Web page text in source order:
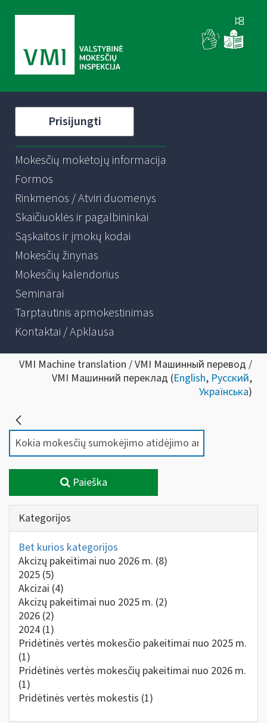
Prisijungti
Mokesčių mokėtojų informacija
Formos
Rinkmenos / Atviri duomenys
Skaičiuoklės ir pagalbininkai
Sąskaitos ir įmokų kodai
Mokesčių žinynas
Mokesčių kalendorius
Seminarai
Tarptautinis apmokestinimas
Kontaktai / Apklausa
VMI Machine translation / VMI Машинный перевод /
VMI Машинний переклад (English, Русский,
Українська)
Paieška
Kategorijos
Bet kurios kategorijos
Akcizų pakeitimai nuo 2026 m. (8)
2025 (5)
Akcizai (4)
Akcizų pakeitimai nuo 2025 m. (2)
2026 (2)
2024 (1)
Pridėtinės vertės mokesčio pakeitimai nuo 2025 m.
(1)
Pridėtinės vertės mokesčių pakeitimai nuo 2026 m.
(1)
Pridėtinės vertės mokestis (1)